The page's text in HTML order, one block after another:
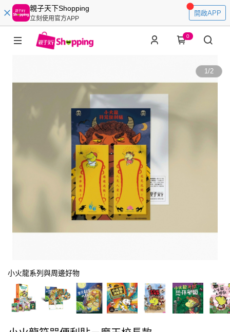
親子天下Shopping
立刻使用官方APP
開啟APP
0
1/2
小火龍系列與周邊好物